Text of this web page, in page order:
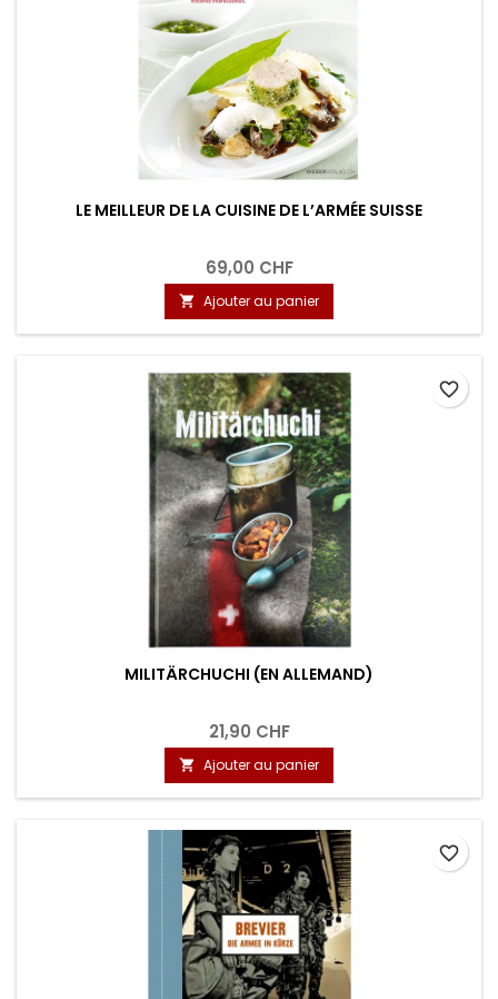
LE MEILLEUR DE LA CUISINE DE L’ARMÉE SUISSE
69,00 CHF
 Ajouter au panier
MILITÄRCHUCHI (EN ALLEMAND)
21,90 CHF
 Ajouter au panier
favorite_border
favorite_border